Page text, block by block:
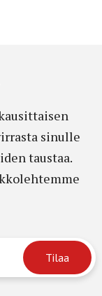
sinulle
taustaa.